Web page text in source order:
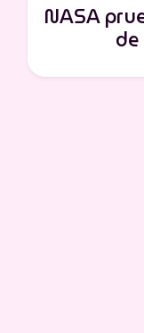
NASA